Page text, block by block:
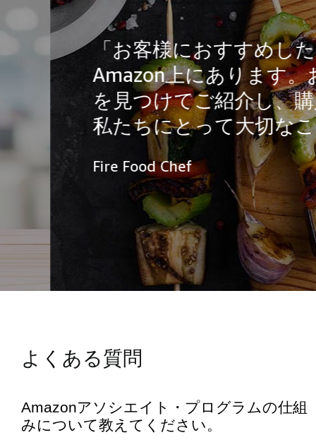
「お客様におすすめしたい商
Amazon上にあります。お客
を見つけてご紹介し、購入
私たちにとって大切なことで
Fire Food Chef
よくある質問
Amazonアソシエイト・プログラムの仕組
みについて教えてください。